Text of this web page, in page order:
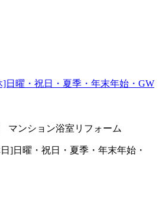
]日曜・祝日・夏季・年末年始・GW
ンション浴室リフォーム
]日曜・祝日・夏季・年末年始・